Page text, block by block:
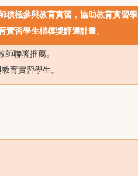
積極參與教育實習，協助教育實習
習學生楷模獎評選計畫。
聯署推薦。
育實習學生。